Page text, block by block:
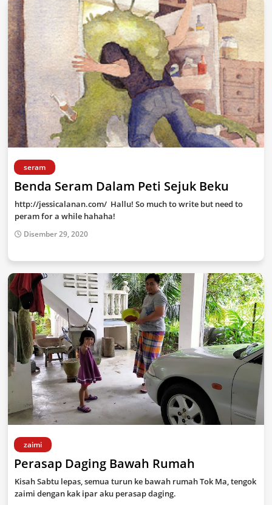
seram
Benda Seram Dalam Peti Sejuk Beku
http://jessicalanan.com/ Hallu! So much to write but need to
peram for a while hahaha!
Disember 29, 2020
zaimi
Perasap Daging Bawah Rumah
Kisah Sabtu lepas, semua turun ke bawah rumah Tok Ma, tengok
zaimi dengan kak ipar aku perasap daging.